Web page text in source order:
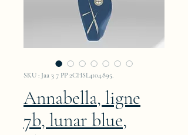
SKU : Jaa 3 7 PP 2CHSL4104.895.
Annabella, ligne
7b, lunar blue,